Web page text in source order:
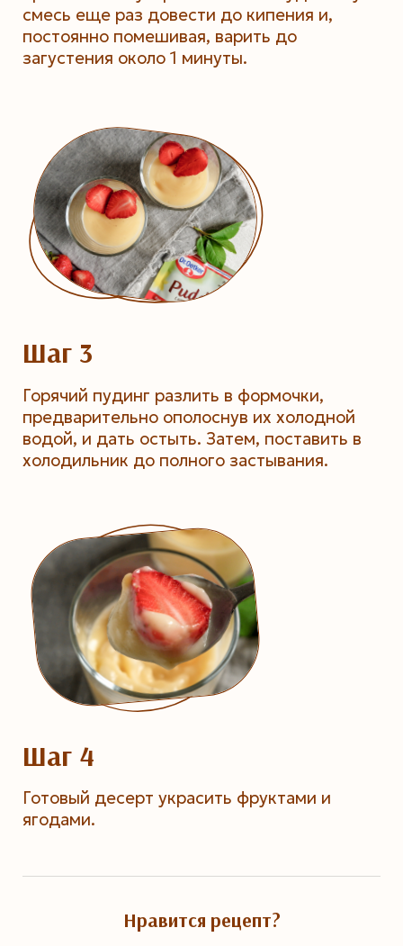
смесь еще раз довести до кипения и,
постоянно помешивая, варить до
загустения около 1 минуты.
Шаг 3
Горячий пудинг разлить в формочки,
предварительно ополоснув их холодной
водой, и дать остыть. Затем, поставить в
холодильник до полного застывания.
Шаг 4
Готовый десерт украсить фруктами и
ягодами.
Нравится рецепт?